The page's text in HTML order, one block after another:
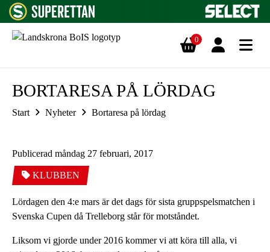
0
BORTARESA PÅ LÖRDAG
Start Nyheter Bortaresa på lördag
Publicerad måndag 27 februari, 2017
KLUBBEN
Lördagen den 4:e mars är det dags för sista gruppspelsmatchen i
Svenska Cupen då Trelleborg står för motståndet.
Liksom vi gjorde under 2016 kommer vi att köra till alla, vi